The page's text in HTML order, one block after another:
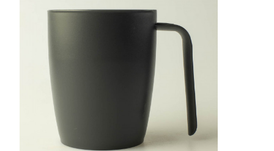
Très contente de l'achat, ergonomique, ça aide
A. Anonymous